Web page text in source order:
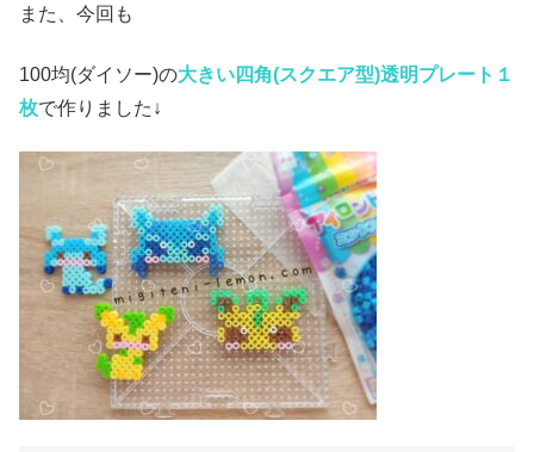
また、今回も
100均(ダイソー)の大きい四角(スクエア型)透明プレート１
枚で作りました↓